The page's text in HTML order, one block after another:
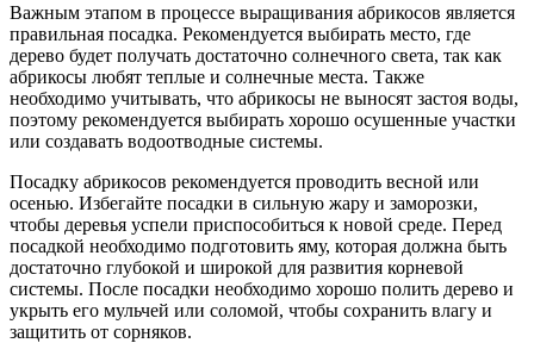
Важным этапом в процессе выращивания абрикосов является
правильная посадка. Рекомендуется выбирать место, где
дерево будет получать достаточно солнечного света, так как
абрикосы любят теплые и солнечные места. Также
необходимо учитывать, что абрикосы не выносят застоя воды,
поэтому рекомендуется выбирать хорошо осушенные участки
или создавать водоотводные системы.
Посадку абрикосов рекомендуется проводить весной или
осенью. Избегайте посадки в сильную жару и заморозки,
чтобы деревья успели приспособиться к новой среде. Перед
посадкой необходимо подготовить яму, которая должна быть
достаточно глубокой и широкой для развития корневой
системы. После посадки необходимо хорошо полить дерево и
укрыть его мульчей или соломой, чтобы сохранить влагу и
защитить от сорняков.